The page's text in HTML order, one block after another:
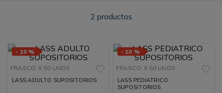
2 productos
- 10 %
FRASCO X 50 UNDS
LASS ADULTO SUPOSITORIOS
- 10 %
FRASCO X 50 UNDS
LASS PEDIATRICO
SUPOSITORIOS